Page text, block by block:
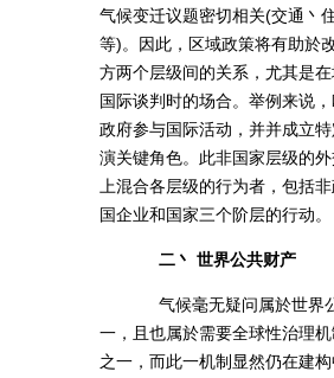
气候变迁议题密切相关(交通丶
等)。因此，区域政策将有助於
方两个层级间的关系，尤其是
国际谈判时的场合。举例来说
政府参与国际活动，并并成立
演关键角色。此非国家层级的
上混合各层级的行为者，包括
国企业和国家三个阶层的行动。
二丶 世界公共财产
气候毫无疑问属於世界
一，且也属於需要全球性治理
之一，而此一机制显然仍在建